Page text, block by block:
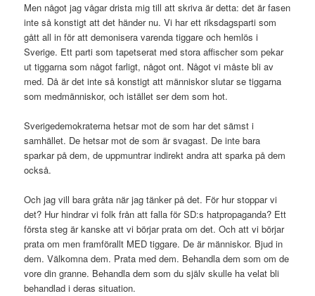
Men något jag vågar drista mig till att skriva är detta: det är fasen
inte så konstigt att det händer nu. Vi har ett riksdagsparti som
gått all in för att demonisera varenda tiggare och hemlös i
Sverige. Ett parti som tapetserat med stora affischer som pekar
ut tiggarna som något farligt, något ont. Något vi måste bli av
med. Då är det inte så konstigt att människor slutar se tiggarna
som medmänniskor, och istället ser dem som hot.
Sverigedemokraterna hetsar mot de som har det sämst i
samhället. De hetsar mot de som är svagast. De inte bara
sparkar på dem, de uppmuntrar indirekt andra att sparka på dem
också.
Och jag vill bara gråta när jag tänker på det. För hur stoppar vi
det? Hur hindrar vi folk från att falla för SD:s hatpropaganda? Ett
första steg är kanske att vi börjar prata om det. Och att vi börjar
prata om men framförallt MED tiggare. De är människor. Bjud in
dem. Välkomna dem. Prata med dem. Behandla dem som om de
vore din granne. Behandla dem som du själv skulle ha velat bli
behandlad i deras situation.